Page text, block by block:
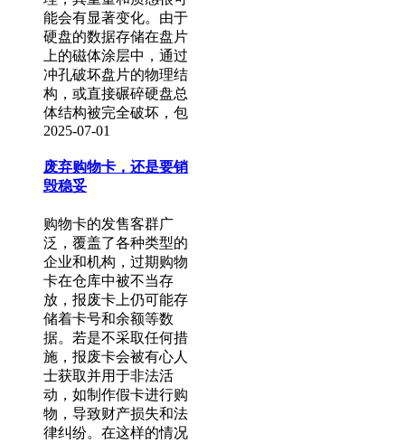
能会有显著变化。由于
硬盘的数据存储在盘片
上的磁体涂层中，通过
冲孔破坏盘片的物理结
构，或直接碾碎硬盘总
体结构被完全破坏，包
2025-07-01
废弃购物卡，还是要销
毁稳妥
购物卡的发售客群广
泛，覆盖了各种类型的
企业和机构，过期购物
卡在仓库中被不当存
放，报废卡上仍可能存
储着卡号和余额等数
据。若是不采取任何措
施，报废卡会被有心人
士获取并用于非法活
动，如制作假卡进行购
物，导致财产损失和法
律纠纷。在这样的情况